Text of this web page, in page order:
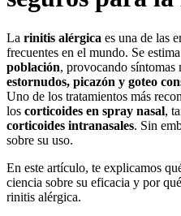
La rinitis alérgica es una de las
frecuentes en el mundo. Se
población, provocando síntomas
estornudos, picazón y goteo
Uno de los tratamientos más
los corticoides en spray nasal,
corticoides intranasales. Sin
sobre su uso.
En este artículo, te explicamos
ciencia sobre su eficacia y por
rinitis alérgica.